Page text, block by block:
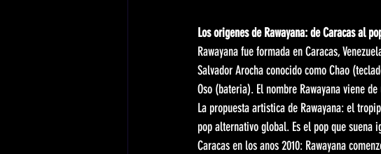
Los origenes de Rawayana: de Caracas al
Rawayana fue formada en Caracas,
Salvador Arocha conocido como Chao
Oso (bateria). El nombre Rawayana viene
La propuesta artistica de Rawayana: el
pop alternativo global. Es el pop que suena
Caracas en los anos 2010: Rawayana